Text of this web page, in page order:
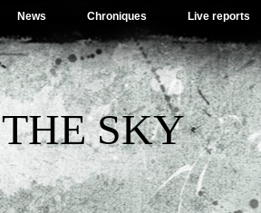
News Chroniques Live reports
SKY